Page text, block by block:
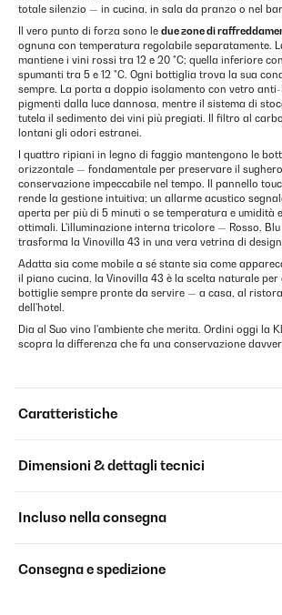
totale silenzio — in cucina, in sala da pranzo o nel
Il vero punto di forza sono le due zone di
ognuna con temperatura regolabile separatamente.
mantiene i vini rossi tra 12 e 20 °C; quella inferiore
spumanti tra 5 e 12 °C. Ogni bottiglia trova la sua
sempre. La porta a doppio isolamento con vetro
pigmenti dalla luce dannosa, mentre il sistema di
tutela il sedimento dei vini più pregiati. Il filtro al
lontani gli odori estranei.
I quattro ripiani in legno di faggio mantengono le
orizzontale — fondamentale per preservare il
conservazione impeccabile nel tempo. Il pannello
rende la gestione intuitiva; un allarme acustico
aperta per più di 5 minuti o se temperatura e umidità
ottimali. L'illuminazione interna tricolore — Rosso,
trasforma la Vinovilla 43 in una vera vetrina di
Adatta sia come mobile a sé stante sia come
il piano cucina, la Vinovilla 43 è la scelta naturale per
bottiglie sempre pronte da servire — a casa, al
dell'hotel.
Dia al Suo vino l'ambiente che merita. Ordini oggi la
scopra la differenza che fa una conservazione
Caratteristiche
Dimensioni & dettagli tecnici
Incluso nella consegna
Consegna e spedizione